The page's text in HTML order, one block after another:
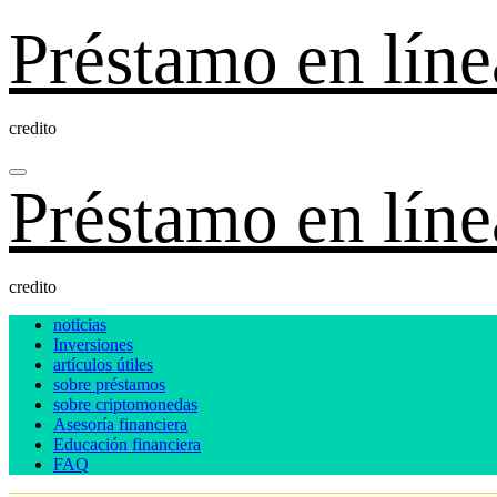
contenido
Préstamo en
credito
Préstamo en
credito
noticias
Inversiones
artículos útiles
sobre préstamos
sobre criptomonedas
Asesoría financiera
Educación financiera
FAQ